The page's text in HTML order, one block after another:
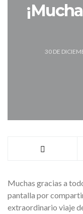
30 DE
Muchas gracias a
pantalla por
extraordinario viaje